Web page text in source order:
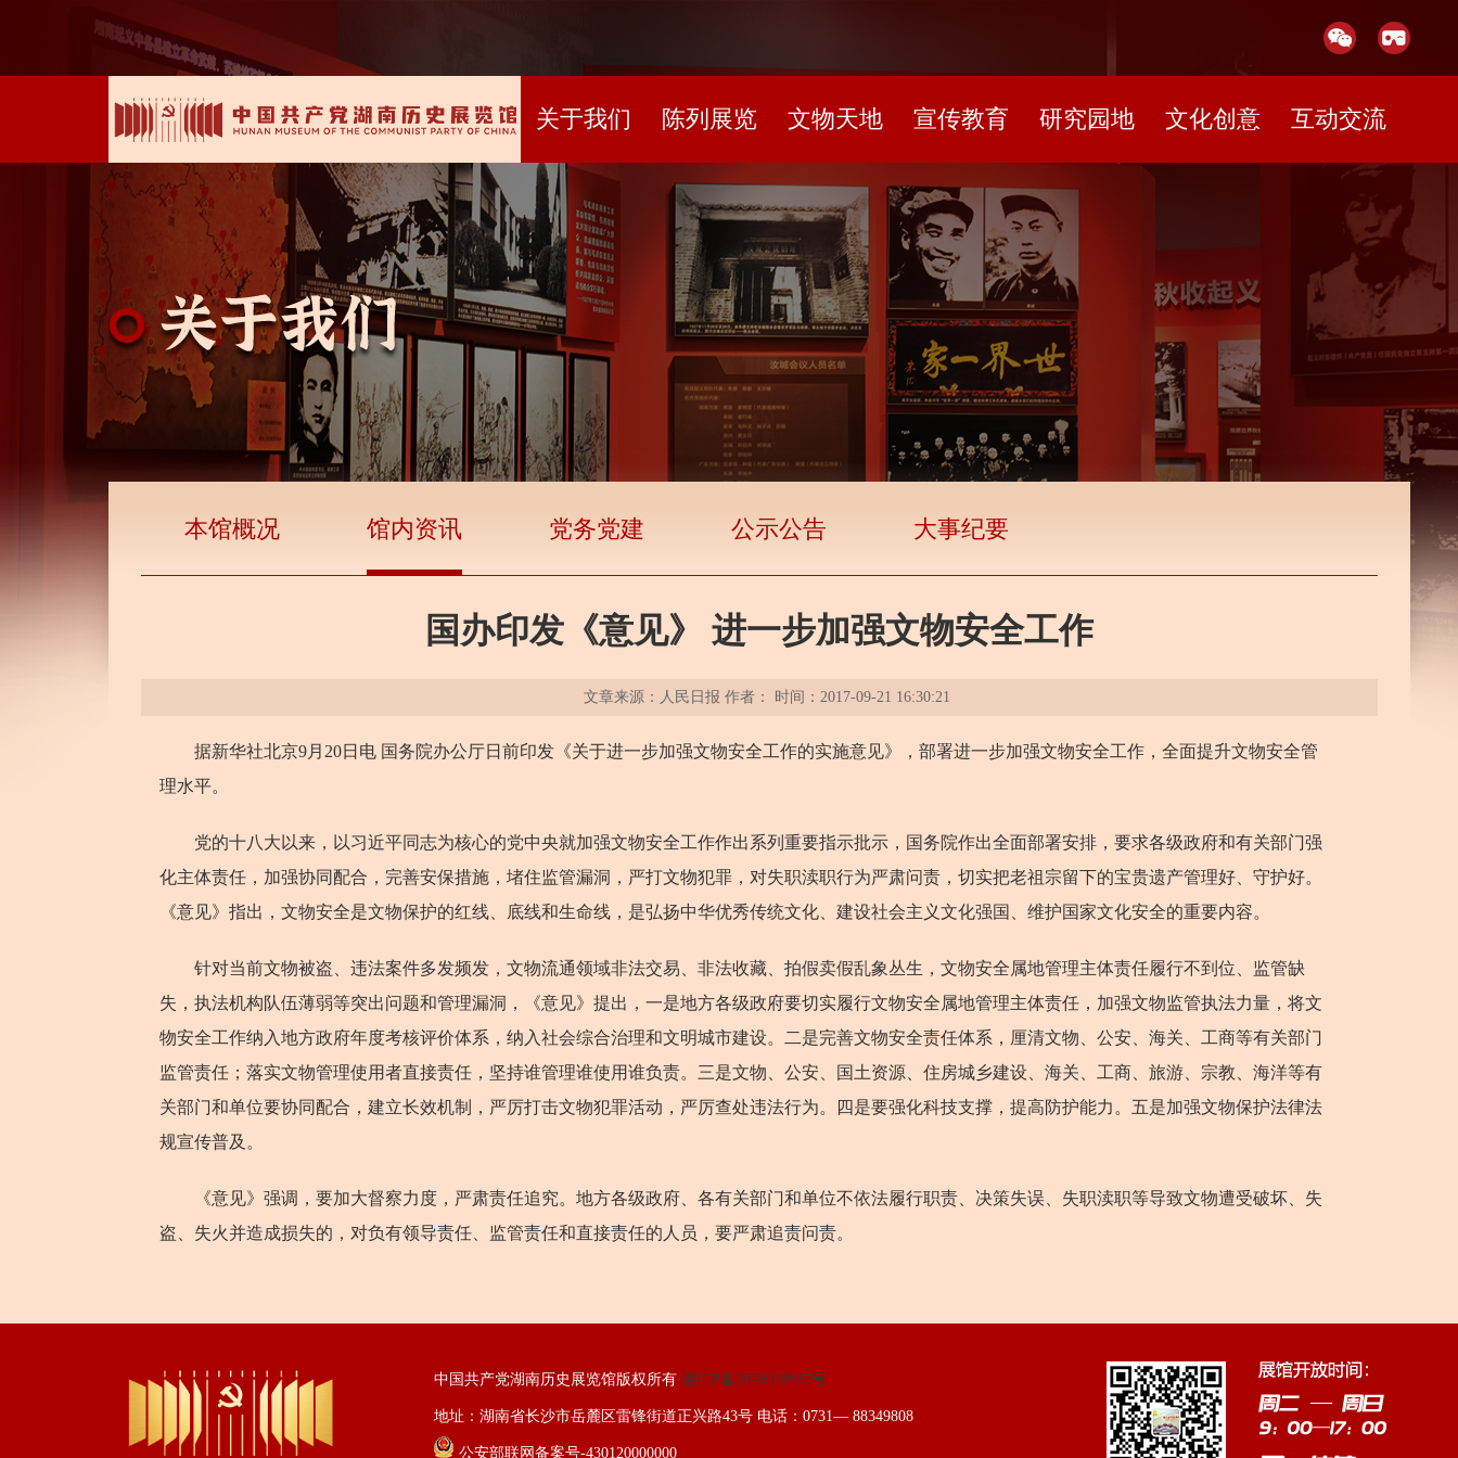
关于我们 陈列展览 文物天地 宣传教育 研究园地 文化创意 互动交流
本馆概况 馆内资讯 党务党建 公示公告 大事纪要
国办印发《意见》 进一步加强文物安全工作
文章来源：人民日报 作者： 时间：2017-09-21 16:30:21
据新华社北京9月20日电 国务院办公厅日前印发《关于进一步加强文物安全工作的实施意见》，部署进一步加强文物安全工作，全面提升文物安全管
理水平。
党的十八大以来，以习近平同志为核心的党中央就加强文物安全工作作出系列重要指示批示，国务院作出全面部署安排，要求各级政府和有关部门强
化主体责任，加强协同配合，完善安保措施，堵住监管漏洞，严打文物犯罪，对失职渎职行为严肃问责，切实把老祖宗留下的宝贵遗产管理好、守护好。
《意见》指出，文物安全是文物保护的红线、底线和生命线，是弘扬中华优秀传统文化、建设社会主义文化强国、维护国家文化安全的重要内容。
针对当前文物被盗、违法案件多发频发，文物流通领域非法交易、非法收藏、拍假卖假乱象丛生，文物安全属地管理主体责任履行不到位、监管缺
失，执法机构队伍薄弱等突出问题和管理漏洞，《意见》提出，一是地方各级政府要切实履行文物安全属地管理主体责任，加强文物监管执法力量，将文
物安全工作纳入地方政府年度考核评价体系，纳入社会综合治理和文明城市建设。二是完善文物安全责任体系，厘清文物、公安、海关、工商等有关部门
监管责任；落实文物管理使用者直接责任，坚持谁管理谁使用谁负责。三是文物、公安、国土资源、住房城乡建设、海关、工商、旅游、宗教、海洋等有
关部门和单位要协同配合，建立长效机制，严厉打击文物犯罪活动，严厉查处违法行为。四是要强化科技支撑，提高防护能力。五是加强文物保护法律法
规宣传普及。
《意见》强调，要加大督察力度，严肃责任追究。地方各级政府、各有关部门和单位不依法履行职责、决策失误、失职渎职等导致文物遭受破坏、失
盗、失火并造成损失的，对负有领导责任、监管责任和直接责任的人员，要严肃追责问责。
中国共产党湖南历史展览馆版权所有 湘ICP备2020018947号
地址：湖南省长沙市岳麓区雷锋街道正兴路43号 电话：0731— 88349808
公安部联网备案号-430120000000